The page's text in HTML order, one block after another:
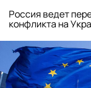
Россия ведет
конфликта на